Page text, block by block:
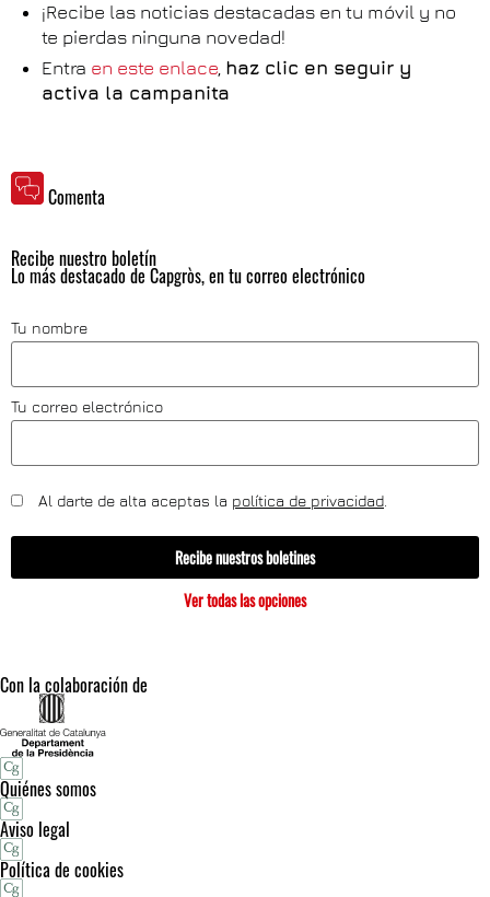
¡Recibe las noticias destacadas en tu móvil y no
te pierdas ninguna novedad!
Entra en este enlace, haz clic en seguir y
activa la campanita
Comenta
Recibe nuestro boletín
Lo más destacado de Capgròs, en tu correo electrónico
Tu nombre
Tu correo electrónico
Al darte de alta aceptas la política de privacidad
Recibe nuestros boletines
Ver todas las opciones
Con la colaboración de
Quiénes somos
Aviso legal
Política de cookies